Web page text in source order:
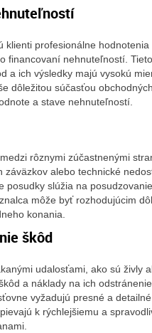
klienti profesionálne hodnotenia
financovaní nehnuteľností.
a ich výsledky majú vysokú
dôležitou súčasťou
a stave nehnuteľností.
rôznymi zúčastnenými
alebo technické
posudky slúžia na
môže byť rozhodujúcim
konania.
škôd
udalosťami, ako sú živly
a náklady na ich
vyžadujú presné a
k rýchlejšiemu a